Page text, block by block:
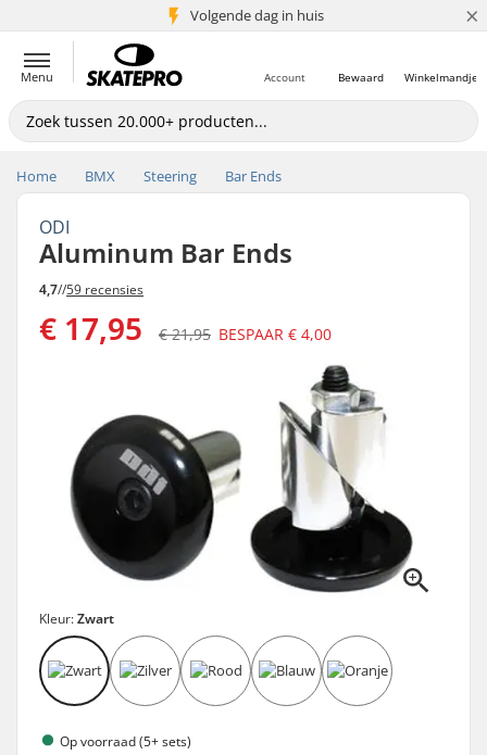
Volgende dag in huis
5+ mln. klanten ×
Menu Winkelmandje
Bewaard
Account
Home BMX Steering Bar Ends
ODI
Aluminum Bar Ends
4,7//59 recensies
€ 17,95 € 21,95 BESPAAR € 4,00
Kleur:Zwart
Op voorraad (5+ sets)